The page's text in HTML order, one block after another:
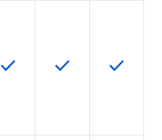
ist für die
Diese Funktion ist für die
check Diese Funktion
check Diese
check